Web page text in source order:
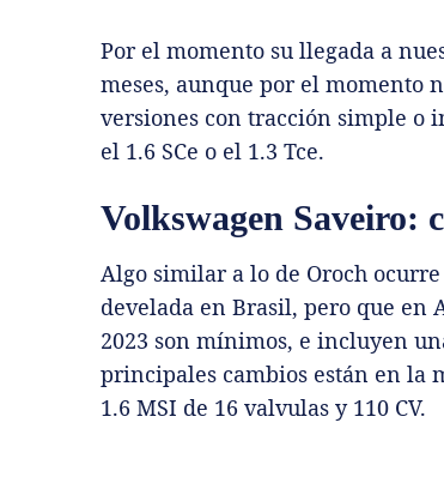
Por el momento su llegada a
meses, aunque por el momento
versiones con tracción simple o
el 1.6 SCe o el 1.3 Tce.
Volkswagen Saveiro:
Algo similar a lo de Oroch
develada en Brasil, pero que en
2023 son mínimos, e incluyen
principales cambios están en la
1.6 MSI de 16 valvulas y 110 CV.